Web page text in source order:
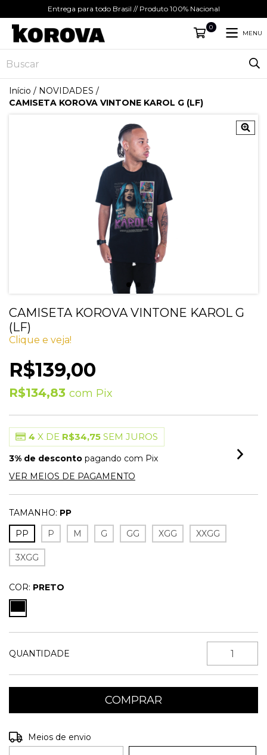
Entrega para todo Brasil // Produto 100% Nacional
0
MENU
Início / NOVIDADES /
CAMISETA KOROVA VINTONE KAROL G (LF)
CAMISETA KOROVA VINTONE KAROL G
(LF)
Clique e veja!
R$139,00
R$134,83 com Pix
4 X DE R$34,75 SEM JUROS
3% de desconto pagando com Pix
VER MEIOS DE PAGAMENTO
TAMANHO: PP
PP
P M G GG XGG XXGG
3XGG
COR: PRETO
QUANTIDADE
Entregas para o CEP:
Meios de envio